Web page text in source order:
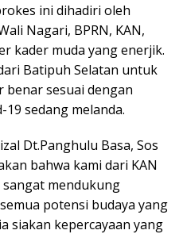
ini dihadiri oleh
Nagari, BPRN, KAN,
kader muda yang enerjik.
Batipuh Selatan untuk
benar sesuai dengan
sedang melanda.
Dt.Panghulu Basa, Sos
bahwa kami dari KAN
mendukung
potensi budaya yang
siakan kepercayaan yang